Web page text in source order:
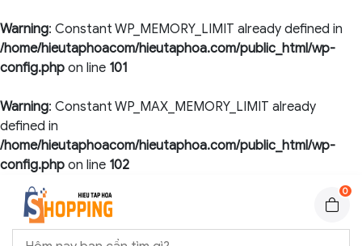
Warning: Constant WP_MEMORY_LIMIT already defined in
/home/hieutaphoacom/hieutaphoa.com/public_html/wp-
config.php on line 101
Warning: Constant WP_MAX_MEMORY_LIMIT already
defined in
/home/hieutaphoacom/hieutaphoa.com/public_html/wp-
config.php on line 102
0